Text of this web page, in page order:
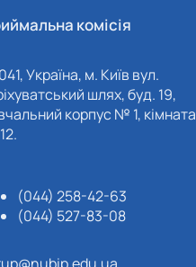
комісія
Україна, м. Київ вул.
шлях, буд. 19,
корпус № 1, кімната
(044) 258-42-63
(044) 527-83-08